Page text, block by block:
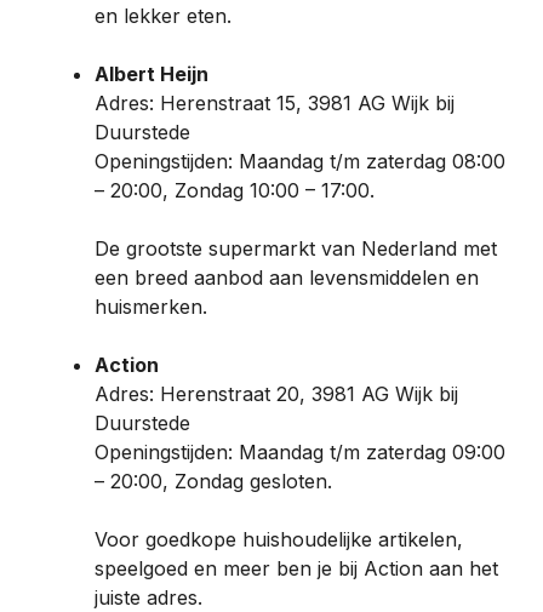
en lekker eten.
Albert Heijn
Adres: Herenstraat 15, 3981 AG Wijk bij
Duurstede
Openingstijden: Maandag t/m zaterdag 08:00
– 20:00, Zondag 10:00 – 17:00.
De grootste supermarkt van Nederland met
een breed aanbod aan levensmiddelen en
huismerken.
Action
Adres: Herenstraat 20, 3981 AG Wijk bij
Duurstede
Openingstijden: Maandag t/m zaterdag 09:00
– 20:00, Zondag gesloten.
Voor goedkope huishoudelijke artikelen,
speelgoed en meer ben je bij Action aan het
juiste adres.